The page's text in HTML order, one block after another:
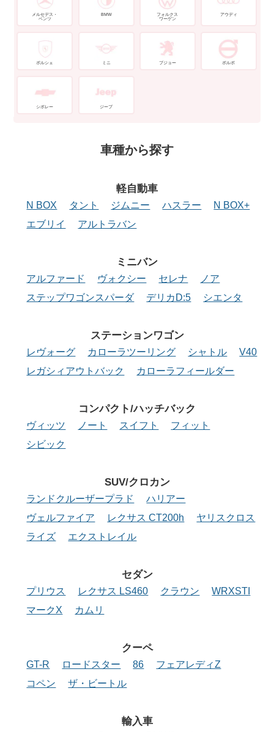
メルセデス・
ベンツ
BMW
フォルクス
ワーゲン
アウディ
ポルシェ ミニ プジョー ボルボ
シボレー ジープ
車種から探す
軽自動車
N BOX タント ジムニー ハスラー
N BOX+
エブリイ
アルトラバン
ミニバン
アルファード ヴォクシー セレナ
ノア
ステップワゴンスパーダ
デリカD:5 シエンタ
ステーションワゴン
レヴォーグ カローラツーリング シャトル
V40
レガシィアウトバック
カローラフィールダー
コンパクト/ハッチバック
ヴィッツ ノート スイフト
フィット
シビック
SUV/クロカン
ランドクルーザープラド
ハリアー
ヴェルファイア
レクサス CT200h
ヤリスクロス
ライズ
エクストレイル
セダン
プリウス レクサス LS460 クラウン
WRXSTI
マークX
カムリ
クーペ
GT-R ロードスター 86
フェアレディZ
コペン
ザ・ビートル
輸入車